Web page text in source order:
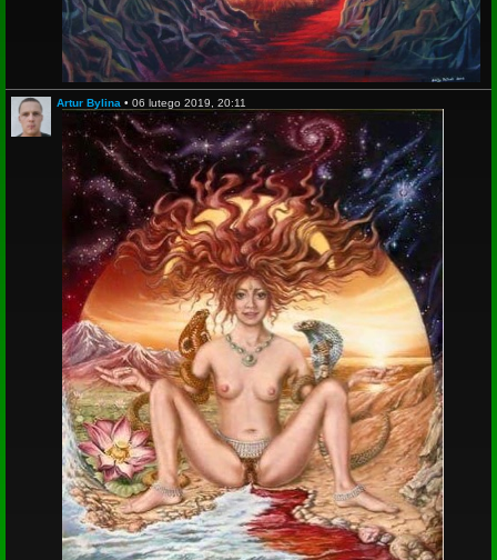
Artur Bylina • 06 lutego 2019, 20:11